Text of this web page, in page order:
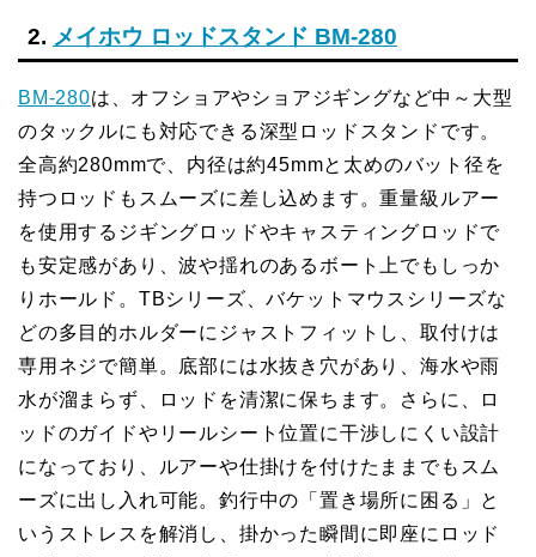
2. メイホウ ロッドスタンド BM-280
BM-280は、オフショアやショアジギングなど中～大型
のタックルにも対応できる深型ロッドスタンドです。
全高約280mmで、内径は約45mmと太めのバット径を
持つロッドもスムーズに差し込めます。重量級ルアー
を使用するジギングロッドやキャスティングロッドで
も安定感があり、波や揺れのあるボート上でもしっか
りホールド。TBシリーズ、バケットマウスシリーズな
どの多目的ホルダーにジャストフィットし、取付けは
専用ネジで簡単。底部には水抜き穴があり、海水や雨
水が溜まらず、ロッドを清潔に保ちます。さらに、ロ
ッドのガイドやリールシート位置に干渉しにくい設計
になっており、ルアーや仕掛けを付けたままでもスム
ーズに出し入れ可能。釣行中の「置き場所に困る」と
いうストレスを解消し、掛かった瞬間に即座にロッド